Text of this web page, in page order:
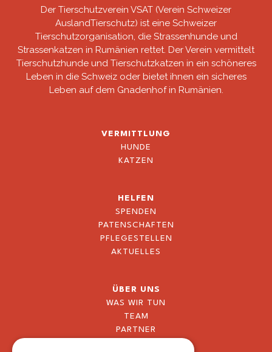
Der Tierschutzverein VSAT (Verein Schweizer
AuslandTierschutz) ist eine Schweizer
Tierschutzorganisation, die Strassenhunde und
Strassenkatzen in Rumänien rettet. Der Verein vermittelt
Tierschutzhunde und Tierschutzkatzen in ein schöneres
Leben in die Schweiz oder bietet ihnen ein sicheres
Leben auf dem Gnadenhof in Rumänien.
VERMITTLUNG
HUNDE
KATZEN
HELFEN
SPENDEN
PATENSCHAFTEN
PFLEGESTELLEN
AKTUELLES
ÜBER UNS
WAS WIR TUN
TEAM
PARTNER